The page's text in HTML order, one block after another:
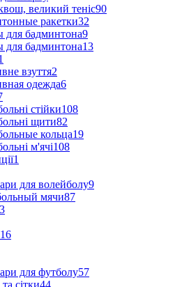
великий теніс90
ракетки32
для бадминтона9
для бадминтона13
взуття2
одежда6
стійки108
щити82
кольца19
м'ячі108
1
для волейболу9
мячи87
3
16
для футболу57
сітки44